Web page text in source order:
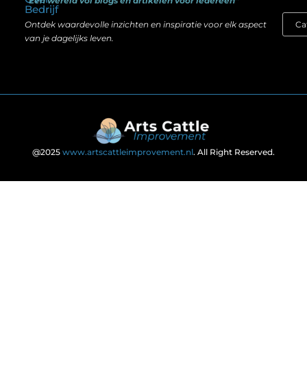
Bedrijf
Ontdek waardevolle inzichten en inspiratie voor elk aspect
van je dagelijks leven.
@2025 www.artscattleimprovement.nl. All Right Reserved.